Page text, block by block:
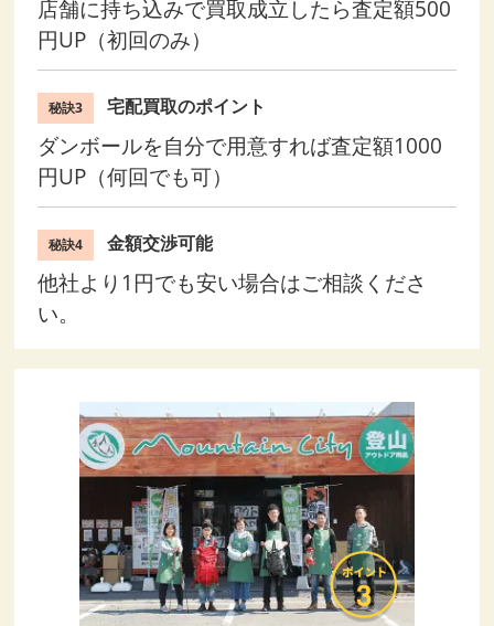
店舗に持ち込みで買取成立したら査定額500
円UP（初回のみ）
秘訣3 宅配買取のポイント
ダンボールを自分で用意すれば査定額1000
円UP（何回でも可）
秘訣4 金額交渉可能
他社より1円でも安い場合はご相談くださ
い。